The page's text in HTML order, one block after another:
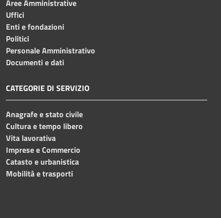
Aree Amministrative
Uffici
Enti e fondazioni
Politici
Personale Amministrativo
Documenti e dati
CATEGORIE DI SERVIZIO
Anagrafe e stato civile
Cultura e tempo libero
Vita lavorativa
Imprese e Commercio
Catasto e urbanistica
Mobilità e trasporti